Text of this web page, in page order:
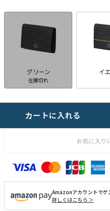
グリーン
在庫切れ
イ
お気に入り
カートに入れる
Amazonアカウントでゲ
詳しくはこちら ＞